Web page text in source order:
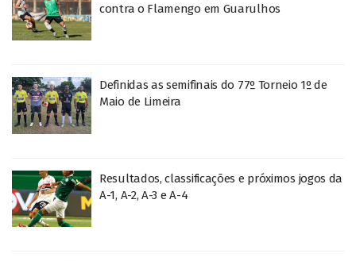
contra o Flamengo em Guarulhos
Definidas as semifinais do 77º Torneio 1º de
Maio de Limeira
Resultados, classificações e próximos jogos da
A-1, A-2, A-3 e A-4